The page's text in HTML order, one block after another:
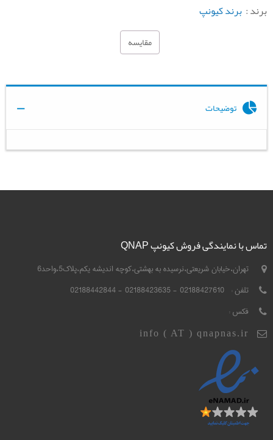
برند : برند کیونپ
مقایسه
توضیحات
تماس با نمایندگی فروش کیونپ QNAP
تهران،خیابان شریعتی،نرسیده به بهشتی،کوچه اندیشه یکم،پلاک5،واحد6
تلفن : 02188427610 - 02188423635 - 02188442844
فکس :
info ( AT ) qnapnas.ir